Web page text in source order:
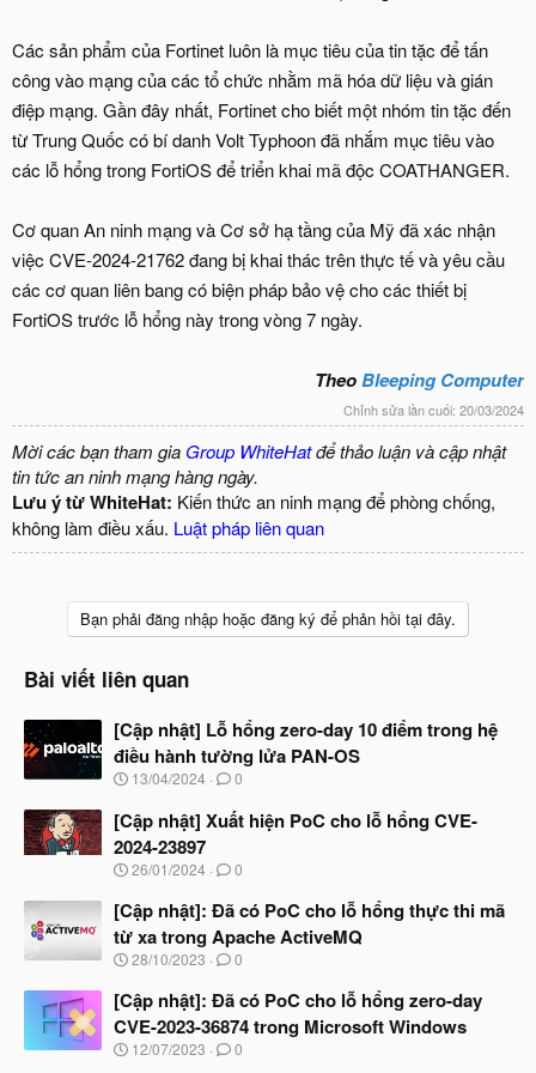
Các sản phẩm của Fortinet luôn là mục tiêu của tin tặc để tấn
công vào mạng của các tổ chức nhằm mã hóa dữ liệu và gián
điệp mạng. Gần đây nhất, Fortinet cho biết một nhóm tin tặc đến
từ Trung Quốc có bí danh Volt Typhoon đã nhắm mục tiêu vào
các lỗ hổng trong FortiOS để triển khai mã độc COATHANGER.
Cơ quan An ninh mạng và Cơ sở hạ tầng của Mỹ đã xác nhận
việc CVE-2024-21762 đang bị khai thác trên thực tế và yêu cầu
các cơ quan liên bang có biện pháp bảo vệ cho các thiết bị
FortiOS trước lỗ hổng này trong vòng 7 ngày.
TheoBleeping Computer
Chỉnh sửa lần cuối: 20/03/2024
Mời các bạn tham gia Group WhiteHatđể thảo luận và cập nhật
tin tức an ninh mạng hàng ngày.
Lưu ý từ WhiteHat: Kiến thức an ninh mạng để phòng chống,
không làm điều xấu. Luật pháp liên quan
Bạn phải đăng nhập hoặc đăng ký để phản hồi tại đây.
Bài viết liên quan
[Cập nhật] Lỗ hổng zero-day 10 điểm trong hệ
điều hành tường lửa PAN-OS
N
à
y
b
ắ
đ
ầ
u
13/04/2024 0
[Cập nhật] Xuất hiện PoC cho lỗ hổng CVE-
2024-23897
N
à
y
b
ắ
đ
ầ
u
26/01/2024 0
[Cập nhật]: Đã có PoC cho lỗ hổng thực thi mã
từ xa trong Apache ActiveMQ
N
à
y
b
ắ
28/10/2023 0
[Cập nhật]: Đã có PoC cho lỗ hổng zero-day
CVE-2023-36874 trong Microsoft Windows
N
12/07/2023 0